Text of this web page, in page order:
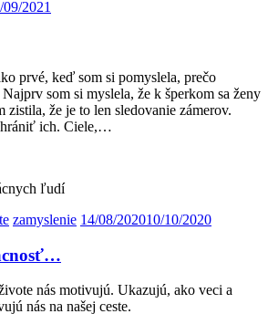
09/2021
prvé, keď som si pomyslela, prečo
som si myslela, že k šperkom sa ženy
zistila, že je to len sledovanie zámerov.
ich. Ciele,…
zamyslenie 14/08/202010/10/2020
nás motivujú. Ukazujú, ako veci a
nás na našej ceste.